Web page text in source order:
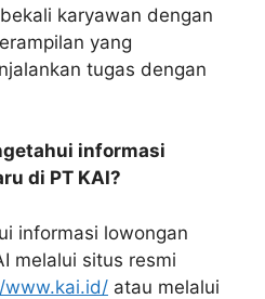
karyawan dengan
yang
tugas dengan
informasi
di PT KAI?
informasi lowongan
melalui situs resmi
www.kai.id/ atau melalui